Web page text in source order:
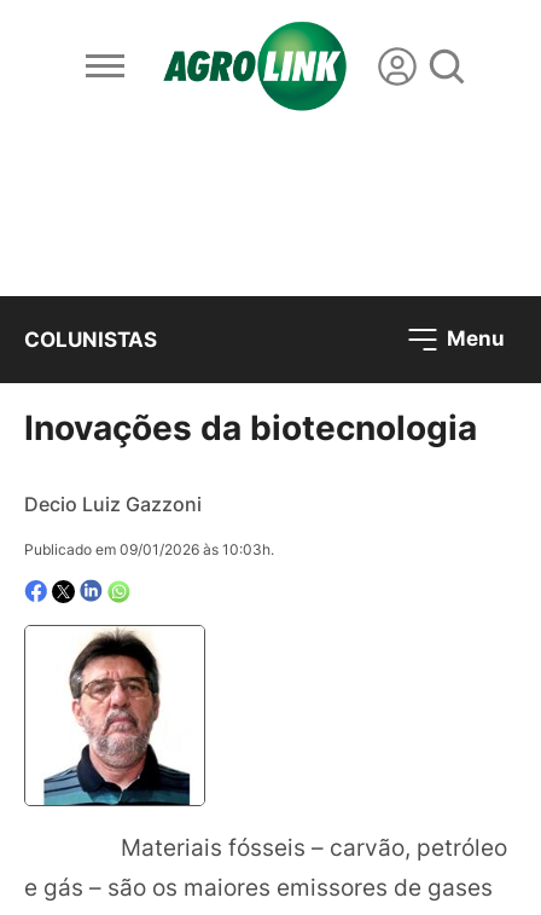
COLUNISTAS Menu
Inovações da biotecnologia
Decio Luiz Gazzoni
Publicado em 09/01/2026 às 10:03h.
Materiais fósseis – carvão, petróleo
e gás – são os maiores emissores de gases